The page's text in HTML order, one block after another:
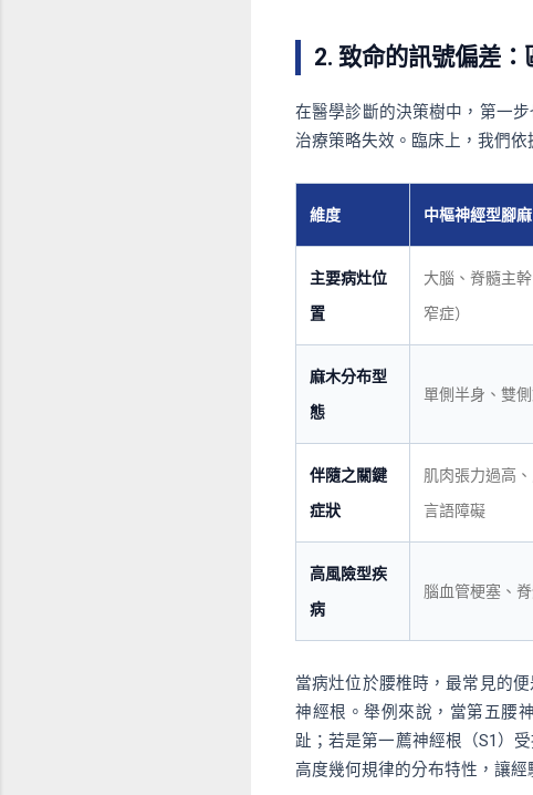
2. 致命的訊號偏差
在醫學診斷的決策樹中，第一
治療策略失效。臨床上，我們
維度 中樞神經型腳麻
主要病灶位
置
大腦、脊髓主
窄症）
麻木分布型
態
單側半身、雙
伴隨之關鍵
症狀
肌肉張力過高
言語障礙
高風險型疾
病
腦血管梗塞、
當病灶位於腰椎時，最常見的便
神經根。舉例來說，當第五腰
趾；若是第一薦神經根（S1）
高度幾何規律的分布特性，讓